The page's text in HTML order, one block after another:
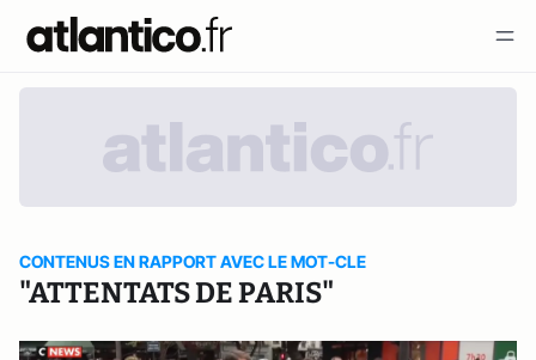
CONTENUS EN RAPPORT AVEC LE MOT-CLE
"ATTENTATS DE PARIS"